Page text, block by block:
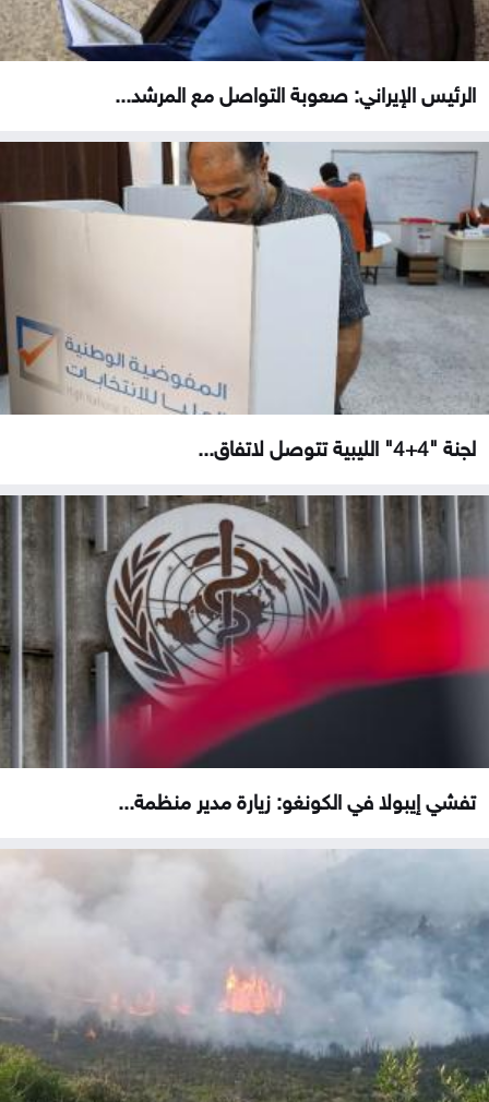
الرئيس الإيراني: صعوبة التواصل مع المرشد...
لجنة "4+4" الليبية تتوصل لاتفاق...
تفشي إيبولا في الكونغو: زيارة مدير منظمة...